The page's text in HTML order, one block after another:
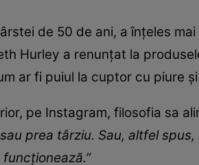
de 50 de ani, a înțeles
Hurley a renunțat la
ar fi puiul la cuptor cu piure
pe Instagram, filosofia sa
prea târziu. Sau, altfel